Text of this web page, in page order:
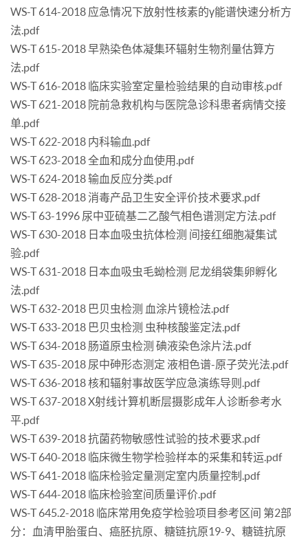
WS-T 614-2018 应急情况下放射性核素的γ能谱快速分析方
法.pdf
WS-T 615-2018 早熟染色体凝集环辐射生物剂量估算方
法.pdf
WS-T 616-2018 临床实验室定量检验结果的自动审核.pdf
WS-T 621-2018 院前急救机构与医院急诊科患者病情交接
单.pdf
WS-T 622-2018 内科输血.pdf
WS-T 623-2018 全血和成分血使用.pdf
WS-T 624-2018 输血反应分类.pdf
WS-T 628-2018 消毒产品卫生安全评价技术要求.pdf
WS-T 63-1996 尿中亚硫基二乙酸气相色谱测定方法.pdf
WS-T 630-2018 日本血吸虫抗体检测 间接红细胞凝集试
验.pdf
WS-T 631-2018 日本血吸虫毛蚴检测 尼龙绢袋集卵孵化
法.pdf
WS-T 632-2018 巴贝虫检测 血涂片镜检法.pdf
WS-T 633-2018 巴贝虫检测 虫种核酸鉴定法.pdf
WS-T 634-2018 肠道原虫检测 碘液染色涂片法.pdf
WS-T 635-2018 尿中砷形态测定 液相色谱-原子荧光法.pdf
WS-T 636-2018 核和辐射事故医学应急演练导则.pdf
WS-T 637-2018 X射线计算机断层摄影成年人诊断参考水
平.pdf
WS-T 639-2018 抗菌药物敏感性试验的技术要求.pdf
WS-T 640-2018 临床微生物学检验样本的采集和转运.pdf
WS-T 641-2018 临床检验定量测定室内质量控制.pdf
WS-T 644-2018 临床检验室间质量评价.pdf
WS-T 645.2-2018 临床常用免疫学检验项目参考区间 第2部
分：血清甲胎蛋白、癌胚抗原、糖链抗原19-9、糖链抗原